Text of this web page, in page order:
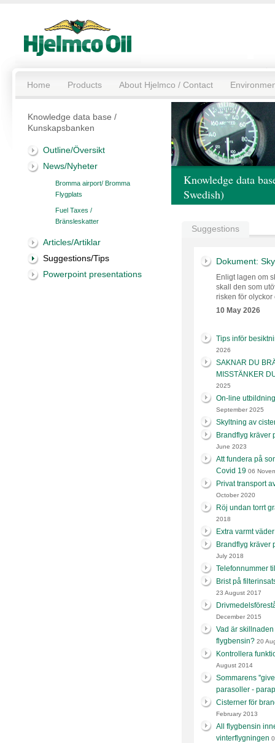
Home Products About Hjelmco / Contact
Knowledge data base /
Kunskapsbanken
Outline/Översikt
News/Nyheter
Bromma airport/ Bromma
Flygplats
Fuel Taxes /
Bränsleskatter
Articles/Artiklar
Suggestions/Tips
Powerpoint presentations
Knowledge data
Swedish)
Suggestions
Dokument:
Enligt lagen om
skall den som
risken för olyckor
10 May 2026
Tips inför
2026
SAKNAR DU
MISSTÄNKER
2025
On-line
September 2025
Skyltning av
Brandflyg kräver
June 2023
Att fundera på
Covid 19 06
Privat transport
October 2020
Röj undan torrt
2018
Extra varmt
Brandflyg kräver
July 2018
Telefonnummer
Brist på
23 August 2017
December 2015
Vad är
flygbensin? 20
Kontrollera
August 2014
Sommarens
parasoller -
Cisterner för
February 2013
All flygbensin
vinterflygningen